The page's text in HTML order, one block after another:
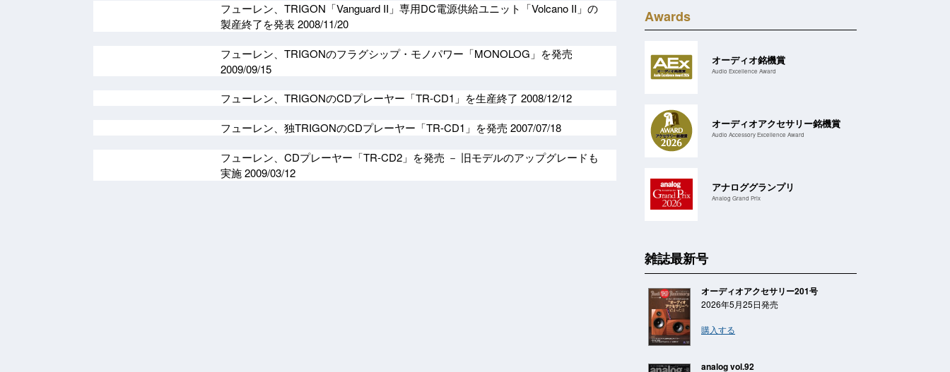
フューレン、TRIGON「Vanguard II」専用DC電源供給ユニット「Volcano II」の
製産終了を発表2008/11/20
フューレン、TRIGONのフラグシップ・モノパワー「MONOLOG」を発売
2009/09/15
フューレン、TRIGONのCDプレーヤー「TR-CD1」を生産終了 2008/12/12
フューレン、独TRIGONのCDプレーヤー「TR-CD1」を発売 2007/07/18
フューレン、CDプレーヤー「TR-CD2」を発売 － 旧モデルのアップグレードも
実施2009/03/12
Awards
オーディオ銘機賞
Audio Excellence Award
オーディオアクセサリー銘機賞
Audio Accessory Excellence Award
アナロググランプリ
Analog Grand Prix
雑誌最新号
オーディオアクセサリー201号
2026年5月25日発売
購入する
analog vol.92